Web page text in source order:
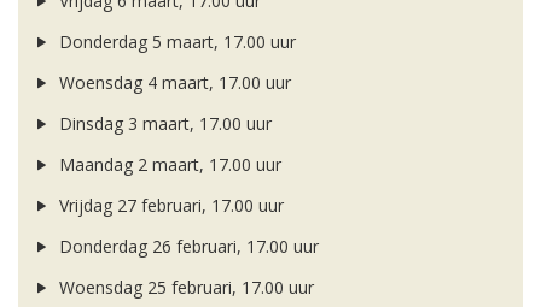
Donderdag 5 maart, 17.00 uur
Woensdag 4 maart, 17.00 uur
Dinsdag 3 maart, 17.00 uur
Maandag 2 maart, 17.00 uur
Vrijdag 27 februari, 17.00 uur
Donderdag 26 februari, 17.00 uur
Woensdag 25 februari, 17.00 uur